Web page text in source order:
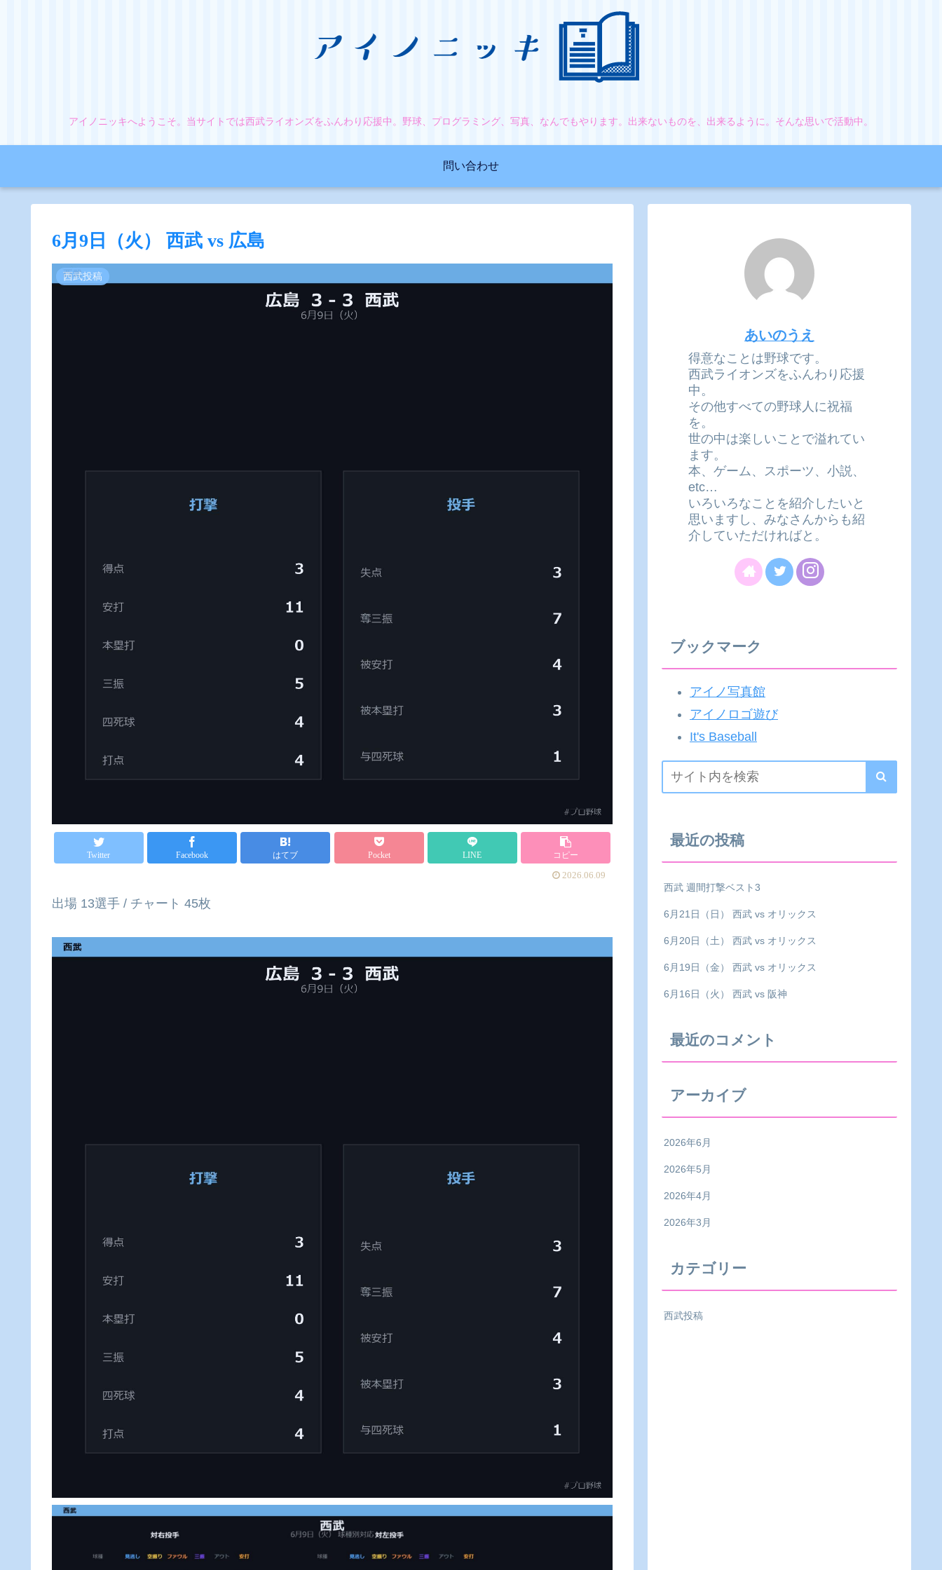
アイノニッキへようこそ。当サイトでは西武ライオンズをふんわり応援中。野球、プログラミング、写真、なんでもやります。出来ないものを、出来るように。そんな思いで活動中。
問い合わせ
6月9日（火） 西武 vs 広島
西武投稿
Twitter Facebook はてブ Pocket LINE コピー
2026.06.09
出場 13選手 / チャート 45枚
あいのうえ
得意なことは野球です。
西武ライオンズをふんわり応援
中。
その他すべての野球人に祝福
を。
世の中は楽しいことで溢れてい
ます。
本、ゲーム、スポーツ、小説、
etc…
いろいろなことを紹介したいと
思いますし、みなさんからも紹
介していただければと。
ブックマーク
アイノ写真館
アイノロゴ遊び
It's Baseball
最近の投稿
西武 週間打撃ベスト3
6月21日（日） 西武 vs オリックス
6月20日（土） 西武 vs オリックス
6月19日（金） 西武 vs オリックス
6月16日（火） 西武 vs 阪神
最近のコメント
アーカイブ
2026年6月
2026年5月
2026年4月
2026年3月
カテゴリー
西武投稿